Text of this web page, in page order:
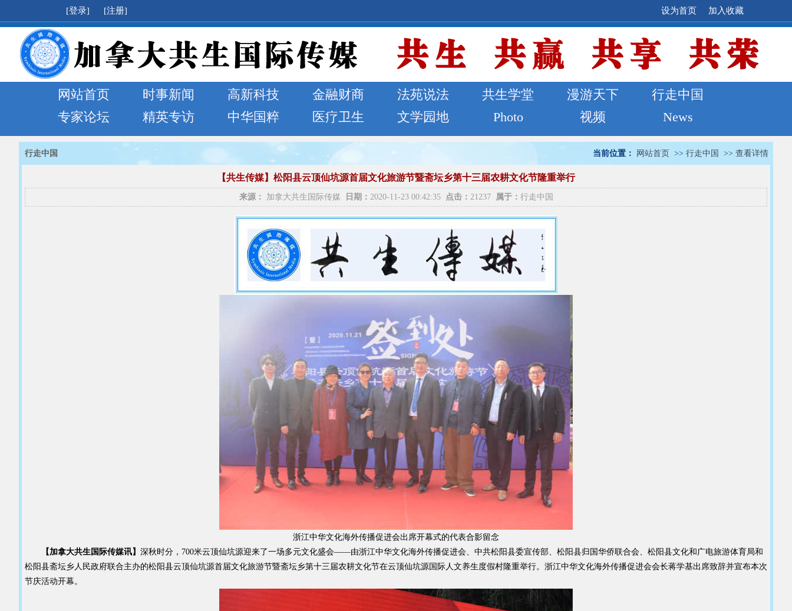
[登录] [注册] 加入收藏
设为首页
网站首页 时事新闻 高新科技 金融财商 法苑说法 共生学堂 漫游天下
行走中国
专家论坛
精英专访 中华国粹 医疗卫生 文学园地 Photo 视频 News
当前位置： 网站首页 >> 行走中国 >> 查看详情
行走中国
【共生传媒】松阳县云顶仙坑源首届文化旅游节暨斋坛乡第十三届农耕文化节隆重举行
来源： 加拿大共生国际传媒 日期： 2020-11-23 00:42:35 点击： 21237 属于： 行走中国
浙江中华文化海外传播促进会出席开幕式的代表合影留念
【加拿大共生国际传媒讯】 深秋时分，700米云顶仙坑源迎来了一场多元文化盛会——由浙江中华文化海外传播促进会、中共松阳县委宣传部、松阳县归国华侨联合会、松阳县文化和广电旅游体育局和
松阳县斋坛乡人民政府联合主办的松阳县云顶仙坑源首届文化旅游节暨斋坛乡第十三届农耕文化节在云顶仙坑源国际人文养生度假村隆重举行。浙江中华文化海外传播促进会会长蒋学基出席致辞并宣布本次
节庆活动开幕。